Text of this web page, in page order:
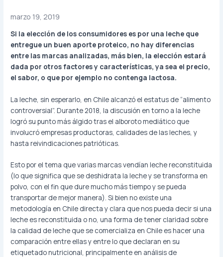
marzo 19, 2019
Si la elección de los consumidores es por una leche que
entregue un buen aporte proteico, no hay diferencias
entre las marcas analizadas, más bien, la elección estará
dada por otros factores y características, ya sea el precio,
el sabor, o que por ejemplo no contenga lactosa.
La leche, sin esperarlo, en Chile alcanzó el estatus de “alimento
controversial”. Durante 2018, la discusión en torno a la leche
logró su punto más álgido tras el alboroto mediático que
involucró empresas productoras, calidades de las leches, y
hasta reivindicaciones patrióticas.
Esto por el tema que varias marcas vendían leche reconstituida
(lo que significa que se deshidrata la leche y se transforma en
polvo, con el fin que dure mucho más tiempo y se pueda
transportar de mejor manera). Si bien no existe una
metodología en Chile directa y clara que nos pueda decir si una
leche es reconstituida o no, una forma de tener claridad sobre
la calidad de leche que se comercializa en Chile es hacer una
comparación entre ellas y entre lo que declaran en su
etiquetado nutricional, principalmente en análisis de